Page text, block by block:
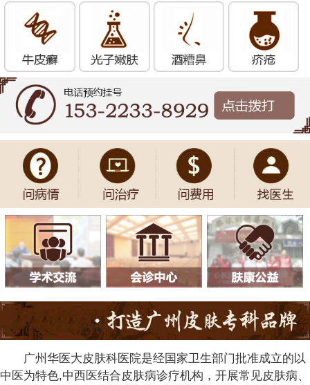
广州华医大皮肤科医院是经国家卫生部门批准成立的以
中医为特色,中西医结合皮肤病诊疗机构，开展常见皮肤病、